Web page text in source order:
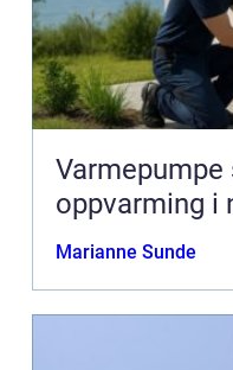
oppvarming i
Marianne Sunde